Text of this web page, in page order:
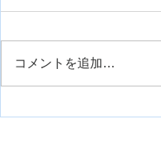
運動観察療法について
コメントを追加…